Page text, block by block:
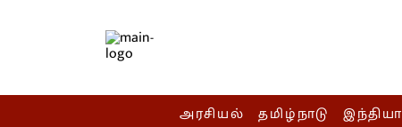
அரசியல் தமிழ்நாடு இந்தியா